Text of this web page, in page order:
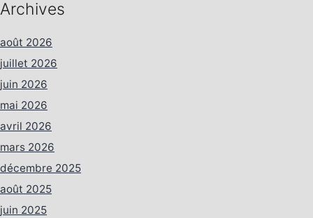
Archives
août 2026
juillet 2026
juin 2026
mai 2026
avril 2026
mars 2026
décembre 2025
août 2025
juin 2025